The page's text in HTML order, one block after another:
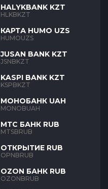
HALYKBANK KZT
HLKBKZT
КАРТА HUMO UZS
HUMOUZS
JUSAN BANK KZT
JSNBKZT
KASPI BANK KZT
KSPBKZT
МОНОБАНК UAH
MONOBUAH
МТС БАНК RUB
MTSBRUB
ОТКРЫТИЕ RUB
OPNBRUB
OZON БАНК RUB
OZONBRUB